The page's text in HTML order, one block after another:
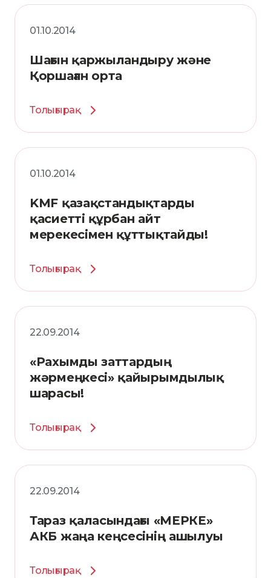
01.10.2014
Шағын қаржыландыру және
Қоршаған орта
Толығырақ
01.10.2014
KMF қазақстандықтарды
қасиетті құрбан айт
мерекесімен құттықтайды!
Толығырақ
22.09.2014
«Рахымды заттардың
жәрмеңкесі» қайырымдылық
шарасы!
Толығырақ
22.09.2014
Тараз қаласындағы «МЕРКЕ»
АКБ жаңа кеңсесінің ашылуы
Толығырақ